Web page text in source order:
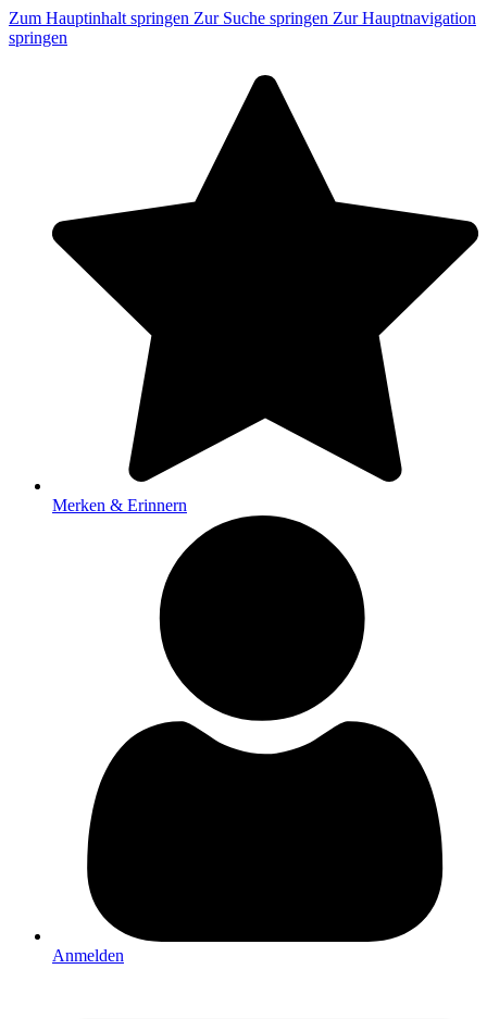
Zum Hauptinhalt springen Zur Suche springen Zur Hauptnavigation
springen
Merken & Erinnern
Anmelden